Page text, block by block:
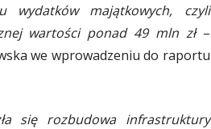
wydatków majątkowych, czyli
wartości ponad 49 mln zł–
we wprowadzeniu do raportu
się rozbudowa infrastruktury